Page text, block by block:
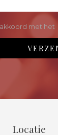
met het
Locatie